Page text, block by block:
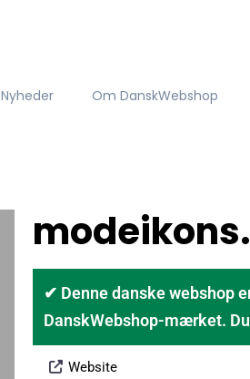
Nyheder Om DanskWebshop
✔ Denne danske webshop
DanskWebshop-mærket.
Website